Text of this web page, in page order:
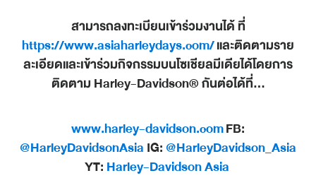
สามารถลงทะเบียนเข้าร่วมงานได้ ที่
https://www.asiaharleydays.com/และติดตามราย
ละเอียดและเข้าร่วมกิจกรรมบนโซเชียลมีเดียได้โดยการ
ติดตาม Harley-Davidson® กันต่อได้ที่...
www.harley-davidson.comFB:
@HarleyDavidsonAsia IG: @HarleyDavidson_Asia
YT: Harley-Davidson Asia